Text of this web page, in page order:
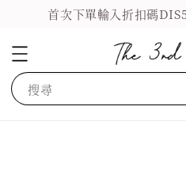
首次下單輸入折扣碼
搜尋